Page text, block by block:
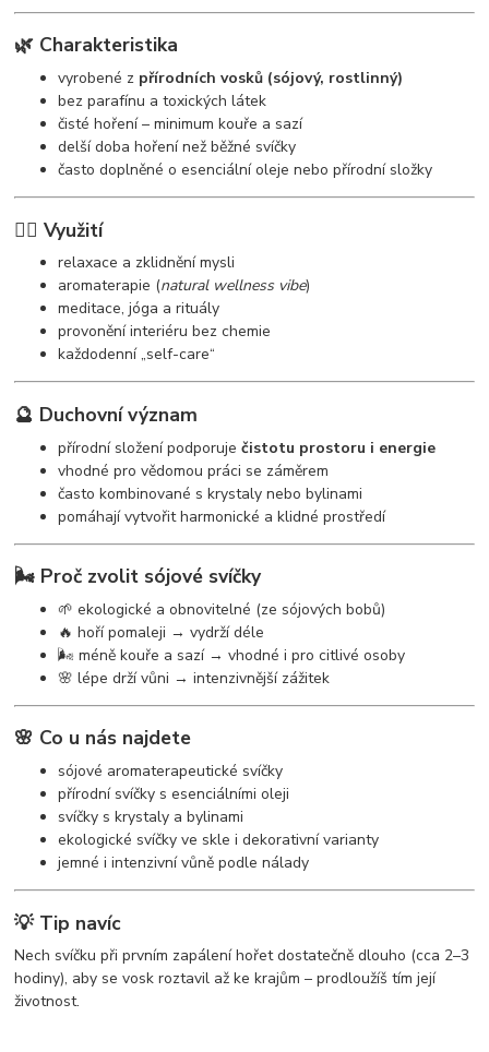
🌿 Charakteristika
vyrobené z přírodních vosků (sójový, rostlinný)
bez parafínu a toxických látek
čisté hoření – minimum kouře a sazí
delší doba hoření než běžné svíčky
často doplněné o esenciální oleje nebo přírodní složky
🧘‍♀️ Využití
relaxace a zklidnění mysli
aromaterapie (natural wellness vibe)
meditace, jóga a rituály
provonění interiéru bez chemie
každodenní „self-care“
🔮 Duchovní význam
přírodní složení podporuječistotu prostoru i energie
vhodné pro vědomou práci se záměrem
často kombinované s krystaly nebo bylinami
pomáhají vytvořit harmonické a klidné prostředí
🌬️ Proč zvolit sójové svíčky
🌱 ekologické a obnovitelné (ze sójových bobů)
🔥 hoří pomaleji → vydrží déle
🌬️ méně kouře a sazí → vhodné i pro citlivé osoby
🌸 lépe drží vůni → intenzivnější zážitek
🌸 Co u nás najdete
sójové aromaterapeutické svíčky
přírodní svíčky s esenciálními oleji
svíčky s krystaly a bylinami
ekologické svíčky ve skle i dekorativní varianty
jemné i intenzivní vůně podle nálady
💡 Tip navíc
Nech svíčku při prvním zapálení hořet dostatečně dlouho (cca 2–3
hodiny), aby se vosk roztavil až ke krajům – prodloužíš tím její
životnost.